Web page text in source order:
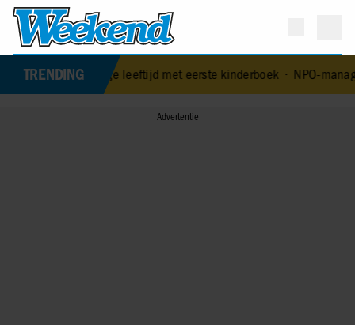
TRENDING
jarige leeftijd met eerste kinderboek•NPO-manager Menno de